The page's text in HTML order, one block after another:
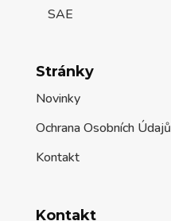
SAE
Stránky
Novinky
Ochrana Osobních Údajů
Kontakt
Kontakt